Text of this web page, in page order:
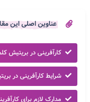
عناوین اصلی این
کارآفرینی در بریتیش
شرایط کارآفرینی در
مدارک لازم برای